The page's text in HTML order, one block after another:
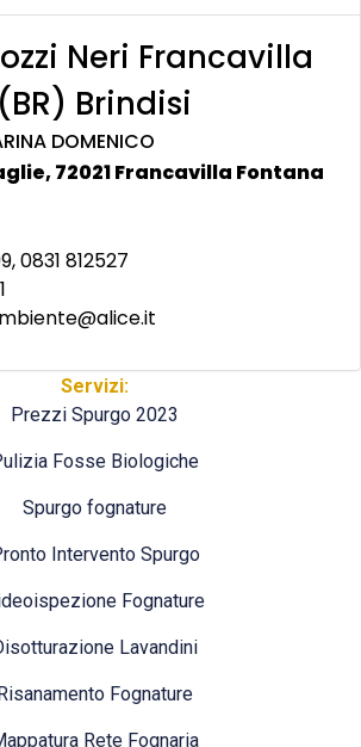
Neri Francavilla
Brindisi
DOMENICO
72021 Francavilla Fontana
0831 812527
Servizi:
Prezzi Spurgo 2023
Fosse Biologiche
Spurgo fognature
Intervento Spurgo
Fognature
Lavandini
Risanamento Fognature
Rete Fognaria